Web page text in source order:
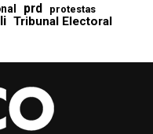
prd protestas
Tribunal Electoral